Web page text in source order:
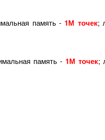
память - 1М точек;
память - 1М точек;